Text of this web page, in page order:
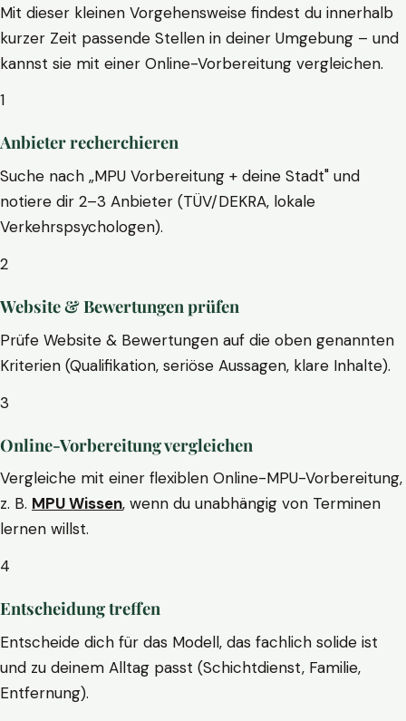
Mit dieser kleinen Vorgehensweise findest du innerhalb
kurzer Zeit passende Stellen in deiner Umgebung – und
kannst sie mit einer Online-Vorbereitung vergleichen.
1
Anbieter recherchieren
Suche nach „MPU Vorbereitung + deine Stadt" und
notiere dir 2–3 Anbieter (TÜV/DEKRA, lokale
Verkehrspsychologen).
2
Website & Bewertungen prüfen
Prüfe Website & Bewertungen auf die oben genannten
Kriterien (Qualifikation, seriöse Aussagen, klare Inhalte).
3
Online-Vorbereitung vergleichen
Vergleiche mit einer flexiblen Online-MPU-Vorbereitung,
z. B. MPU Wissen, wenn du unabhängig von Terminen
lernen willst.
4
Entscheidung treffen
Entscheide dich für das Modell, das fachlich solide ist
und zu deinem Alltag passt (Schichtdienst, Familie,
Entfernung).